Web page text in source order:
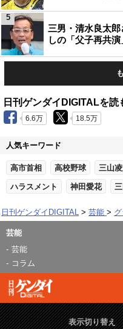
三男・清水良太
しの「父子再共
5
日刊ゲンダイDIGITALを読
6.6万 18.5万
人気キーワード
高市首相 高校野球 三山
ハラスメント 神田愛花
日刊ゲンダイDIGITAL 芸能
芸能
芸能
コラム
表示切り替え